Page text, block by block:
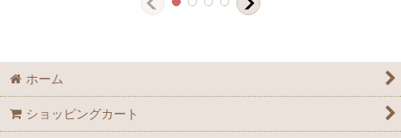
ホーム
ショッピングカート